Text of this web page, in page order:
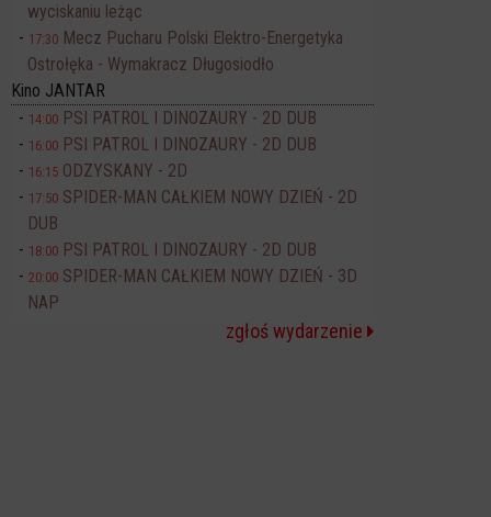
wyciskaniu leżąc
17:30 Mecz Pucharu Polski Elektro-Energetyka
Ostrołęka - Wymakracz Długosiodło
Kino JANTAR
14:00 PSI PATROL I DINOZAURY - 2D DUB
16:00 PSI PATROL I DINOZAURY - 2D DUB
16:15 ODZYSKANY - 2D
17:50 SPIDER-MAN CAŁKIEM NOWY DZIEŃ - 2D
DUB
18:00 PSI PATROL I DINOZAURY - 2D DUB
20:00 SPIDER-MAN CAŁKIEM NOWY DZIEŃ - 3D
NAP
zgłoś wydarzenie